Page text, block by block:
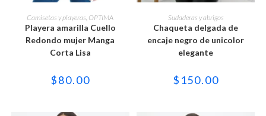
SELECCIONAR OPCIONES
Este
producto
tiene
múltiples
variantes.
Las
opciones
elegir
de
Camisetas y playeras, OPTIMA
Playera amarilla Cuello
Redondo mujer Manga
Corta Lisa
$80.00
SELECCIONAR OPCIONES
Este
producto
tiene
múltiples
variantes.
opciones
elegir
de
Sudaderas y abrigos
Chaqueta delgada de
encaje negro de unicolor
elegante
$ 150.00